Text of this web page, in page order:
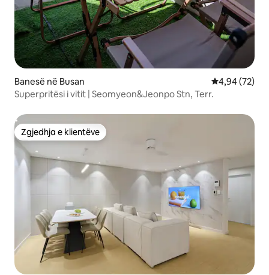
Banesë në Busan Vlerësimi
4,94 (72)
Superpritësi i vitit | Seomyeon&Jeonpo Stn, Terr.
Zgjedhja e klientëve
Zgjedhja e klientëve